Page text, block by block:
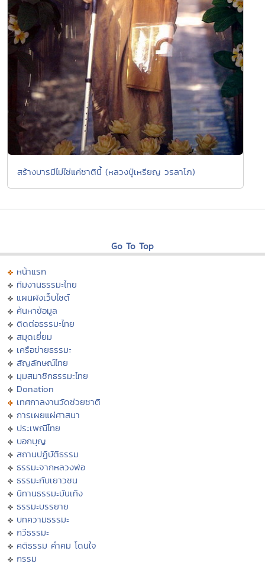
สร้างบารมีไม่ใช่แค่ชาตินี้ (หลวงปู่เหรียญ วรลาโภ)
Go To Top
หน้าแรก
ทีมงานธรรมะไทย
แผนผังเว็บไซต์
ค้นหาข้อมูล
ติดต่อธรรมะไทย
สมุดเยี่ยม
เครือข่ายธรรมะ
สัญลักษณ์ไทย
มุมสมาชิกธรรมะไทย
Donation
เทศกาลงานวัดช่วยชาติ
การเผยแผ่ศาสนา
ประเพณีไทย
บอกบุญ
สถานปฏิบัติธรรม
ธรรมะจากหลวงพ่อ
ธรรมะกับเยาวชน
นิทานธรรมะบันเทิง
ธรรมะบรรยาย
บทความธรรมะ
กวีธรรมะ
คติธรรม คำคม โดนใจ
กรรม